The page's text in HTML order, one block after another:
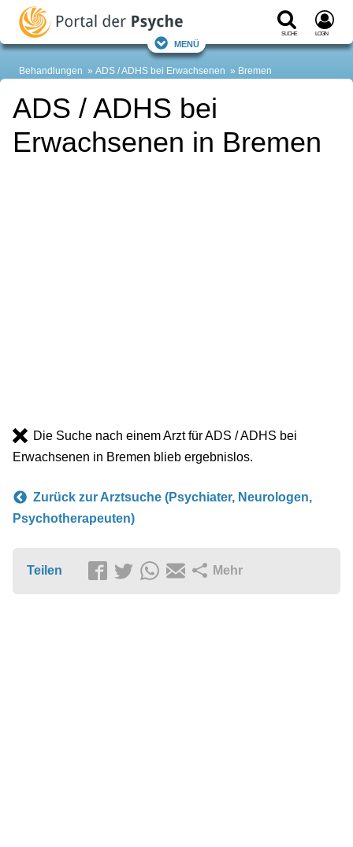
Suche Login
Menü
Behandlungen ADS / ADHS bei Erwachsenen Bremen
ADS / ADHS bei
Erwachsenen in Bremen
Die Suche nach einem Arzt für ADS / ADHS bei
Erwachsenen in Bremen blieb ergebnislos.
Zurück zur Arztsuche (Psychiater, Neurologen,
Psychotherapeuten)
Teilen Mehr